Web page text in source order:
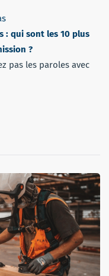
: qui sont les 10 plus
?
pas les paroles avec